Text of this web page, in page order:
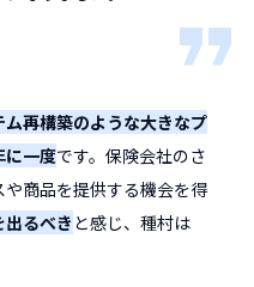
再構築のような大きなプ
に一度です。保険会社のさ
商品を提供する機会を得
るべき と感じ、種村は